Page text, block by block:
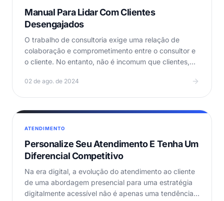
Manual Para Lidar Com Clientes
Desengajados
O trabalho de consultoria exige uma relação de
colaboração e comprometimento entre o consultor e
o cliente. No entanto, não é incomum que clientes,…
02 de ago. de 2024
ATENDIMENTO
Personalize Seu Atendimento E Tenha Um
Diferencial Competitivo
Na era digital, a evolução do atendimento ao cliente
de uma abordagem presencial para uma estratégia
digitalmente acessível não é apenas uma tendência,